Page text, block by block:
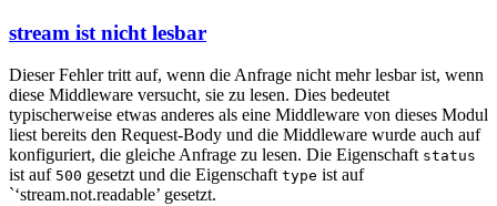
stream ist nicht lesbar
Dieser Fehler tritt auf, wenn die Anfrage nicht mehr lesbar ist, wenn
diese Middleware versucht, sie zu lesen. Dies bedeutet
typischerweise etwas anderes als eine Middleware von dieses Modul
liest bereits den Request-Body und die Middleware wurde auch auf
konfiguriert, die gleiche Anfrage zu lesen. Die Eigenschaft status
ist auf 500 gesetzt und die Eigenschaft type ist auf
`‘stream.not.readable’ gesetzt.